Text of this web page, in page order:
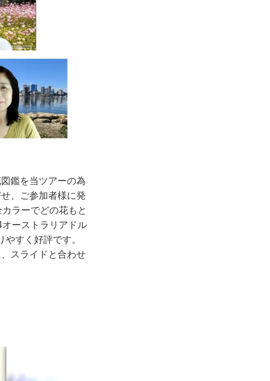
鑑を当ツアーの為
、ご参加者様に発
ラーでどの花もと
ーストラリアドル
やすく好評です。
スライドと合わせ